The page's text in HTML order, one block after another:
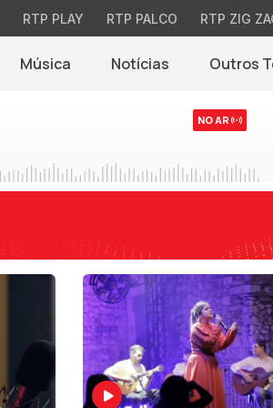
RTP PLAY RTP PALCO RTP ZIG
Música Notícias(abre em nova
Outros
NO AR